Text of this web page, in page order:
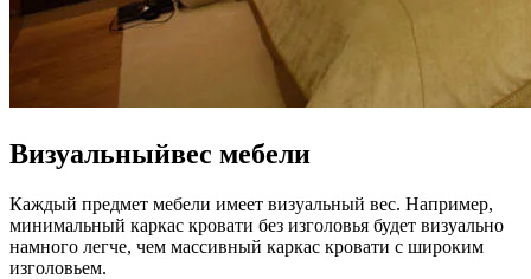
Визуальныйвес мебели
Каждый предмет мебели имеет визуальный вес. Например,
минимальный каркас кровати без изголовья будет визуально
намного легче, чем массивный каркас кровати с широким
изголовьем.